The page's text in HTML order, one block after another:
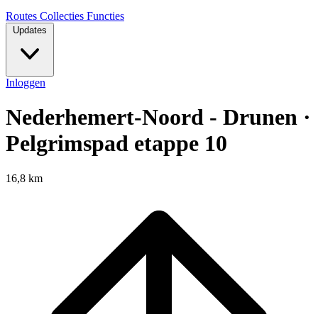
Routes Collecties Functies
Updates
Inloggen
Nederhemert-Noord - Drunen ·
Pelgrimspad etappe 10
16,8 km